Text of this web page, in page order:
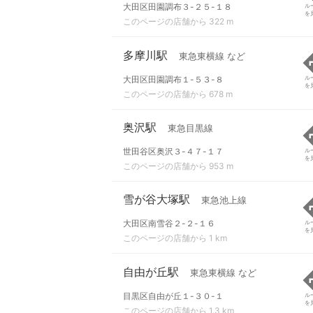
大田区田園調布３-２５-１８
このページの店舗から 322 m
ル
を
多摩川駅 東急東横線 など
大田区田園調布１-５３-８
このページの店舗から 678 m
ル
を
奥沢駅 東急目黒線
世田谷区奥沢３-４７-１７
このページの店舗から 953 m
ル
を
雪が谷大塚駅 東急池上線
大田区南雪谷２-２-１６
このページの店舗から 1 km
ル
を
自由が丘駅 東急東横線 など
目黒区自由が丘１-３０-１
このページの店舗から 1.3 km
ル
を